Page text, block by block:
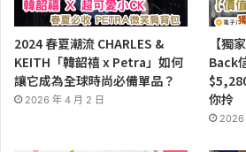
2024 春夏潮流 CHARLES &
KEITH「韓韶禧 x Petra」如何
讓它成為全球時尚必備單品？
2026 年 4 月 2 日
【獨
Back
你拎
2026